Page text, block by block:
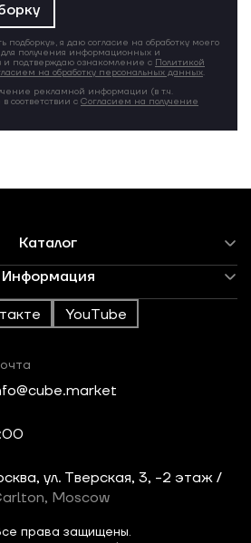
я даю согласие на обработку моего
получения информационных и
и подтверждаю ознакомление с Политикой
на обработку персональных данных.
рекламной информации (в т.ч.
соответствии с Согласием на получение
Каталог
Информация
YouTube
права защищены.
ул. Тверская, 3, -2 этаж /
Moscow